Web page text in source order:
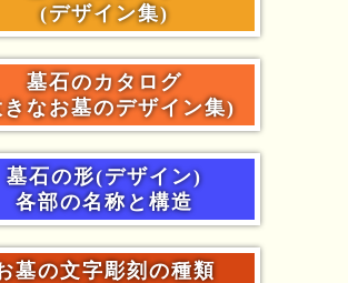
(デザイン集)
墓石のカタログ
なお墓のデザイン集)
墓石の形(デザイン)
各部の名称と構造
墓の文字彫刻の種類